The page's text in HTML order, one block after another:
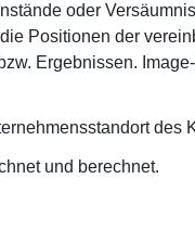
oder
Positionen der
Ergebnissen.
des
und berechnet.